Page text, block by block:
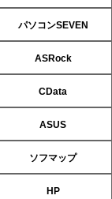
パソコンSEVEN
ASRock
CData
ASUS
ソフマップ
HP